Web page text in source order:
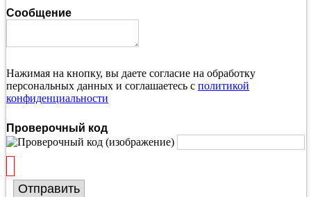
Сообщение
Нажимая на кнопку, вы даете согласие на обработку
персональных данных и соглашаетесь с политикой
конфиденциальности
Проверочный код
Отправить